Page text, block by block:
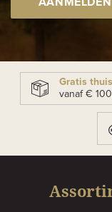
Gratis
vanaf €